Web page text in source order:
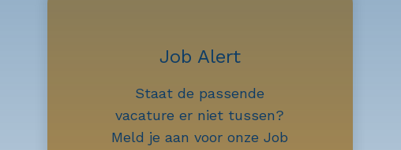
Job Alert
Staat de passende
vacature er niet tussen?
Meld je aan voor onze Job